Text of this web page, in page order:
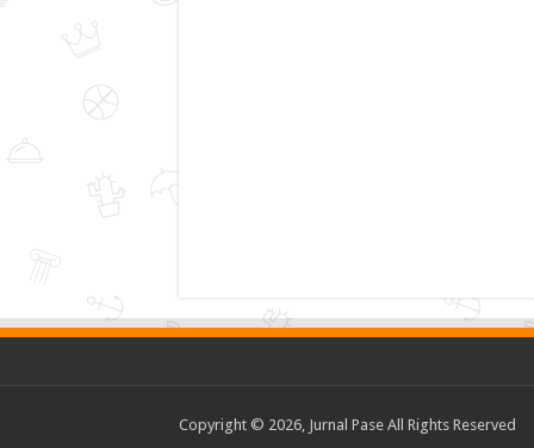
Copyright © 2026, Jurnal Pase All Rights Reserved